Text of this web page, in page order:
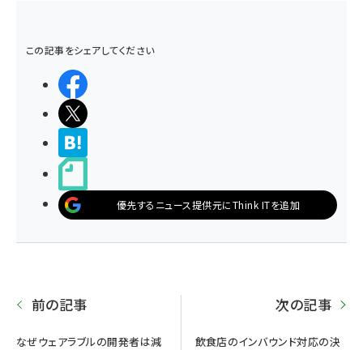
この記事をシェアしてください
優先するニュース提供元にThink ITを追加
前の記事
なぜウェアラブルの開発者は減
次の記事
飲食店のインバウンド対応の決